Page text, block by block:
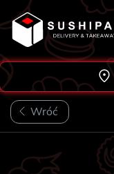
to
content
Wróć